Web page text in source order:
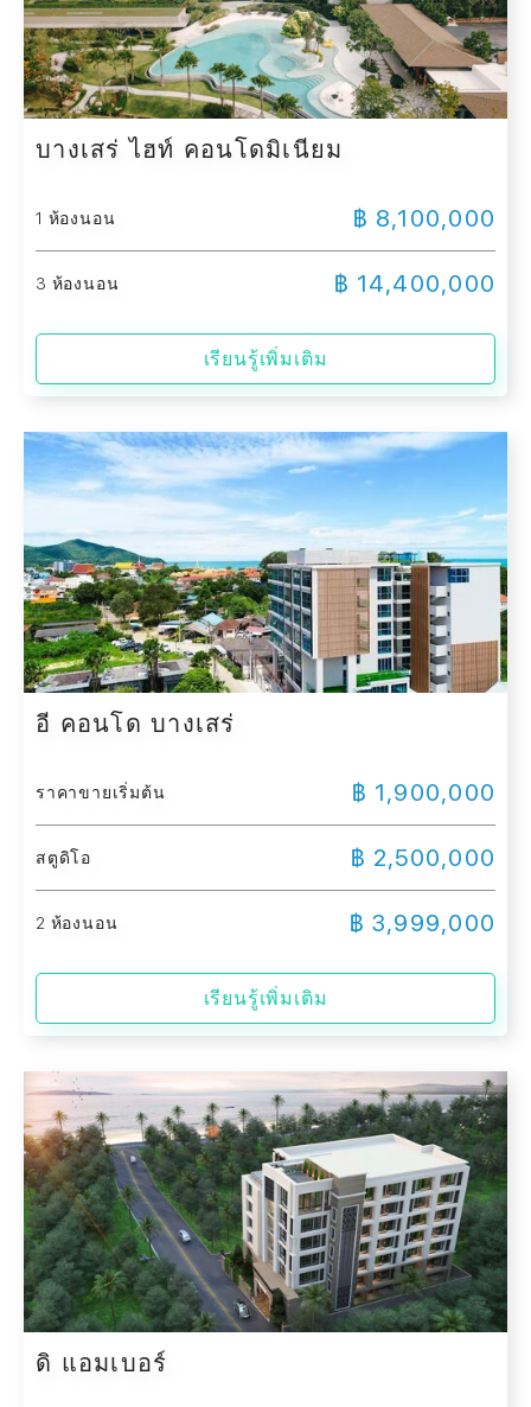
บางเสร่ ไฮท์ คอนโดมิเนียม
1 ห้องนอน ฿ 8,100,000
3 ห้องนอน ฿ 14,400,000
เรียนรู้เพิ่มเติม
อี คอนโด บางเสร่
ราคาขายเริ่มต้น ฿ 1,900,000
สตูดิโอ ฿ 2,500,000
2 ห้องนอน ฿ 3,999,000
เรียนรู้เพิ่มเติม
ดิ แอมเบอร์